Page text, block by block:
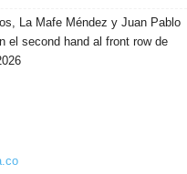
La Mafe Méndez y Juan Pablo
el second hand al front row de